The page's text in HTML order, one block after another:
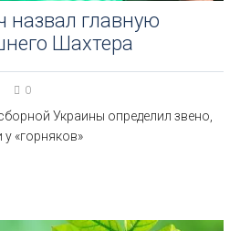
главную
Шахтера
0
Украины определил звено,
«горняков»